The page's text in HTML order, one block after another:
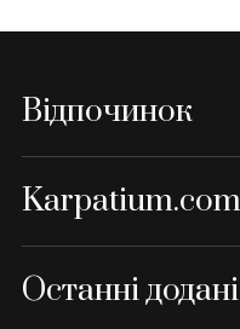
Відпочинок
Karpatium.com
Останні додані